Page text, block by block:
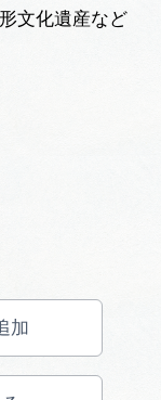
文化遺産など
加